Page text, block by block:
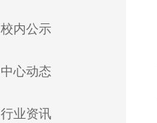
校内公示
中心动态
行业资讯